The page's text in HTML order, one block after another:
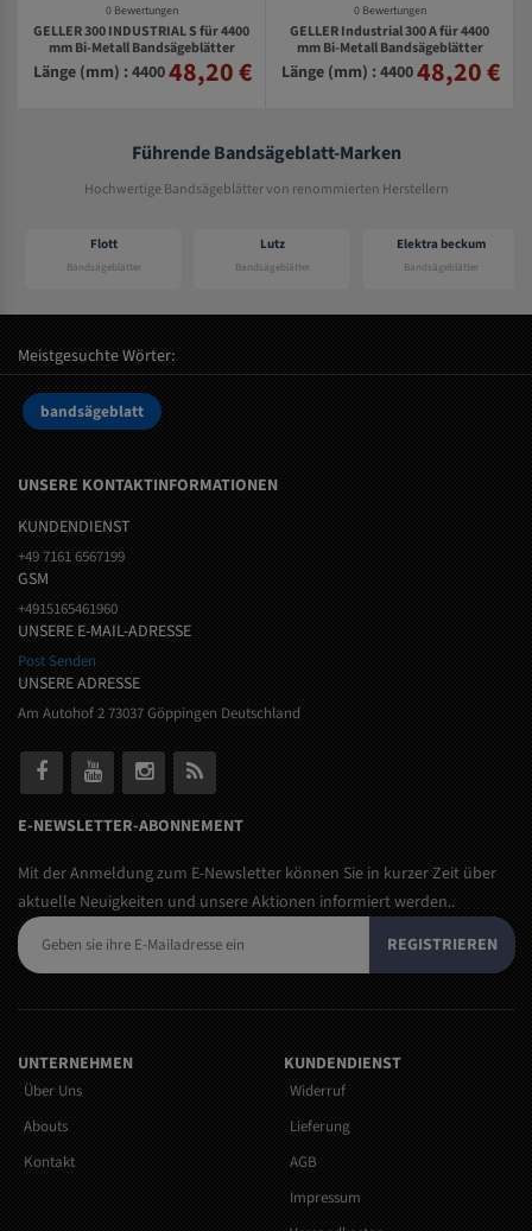
0 Bewertungen
GELLER 300 INDUSTRIAL S für 4400
mm Bi-Metall Bandsägeblätter
Länge (mm) : 440048,20 €
0 Bewertungen
GELLER Industrial 300 A für 4400
mm Bi-Metall Bandsägeblätter
Länge (mm) : 440048,20 €
Führende Bandsägeblatt-Marken
Hochwertige Bandsägeblätter von renommierten Herstellern
Flott
Bandsägeblätter
Lutz
Bandsägeblätter
Elektra beckum
Bandsägeblätter
Meistgesuchte Wörter:
bandsägeblatt
UNSERE KONTAKTINFORMATIONEN
KUNDENDIENST
+49 7161 6567199
GSM
+4915165461960
UNSERE E-MAIL-ADRESSE
Post Senden
UNSERE ADRESSE
Am Autohof 2 73037 Göppingen Deutschland
E-NEWSLETTER-ABONNEMENT
Mit der Anmeldung zum E-Newsletter können Sie in kurzer Zeit über
aktuelle Neuigkeiten und unsere Aktionen informiert werden..
REGISTRIEREN
UNTERNEHMEN
Über Uns
Abouts
Kontakt
KUNDENDIENST
Widerruf
Lieferung
AGB
Impressum